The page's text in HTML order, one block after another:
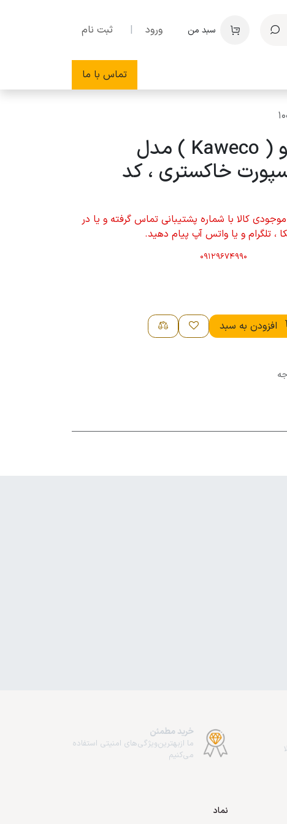
سبد من ورود | ثبت نام
تماس با ما
خودکار کاوکو ( Kaweco ) مدل
خاکستری ، کد
کالا با شماره پشتیبانی تماس گرفته و یا در
، تلگرام و یا واتس آپ پیام دهید.
09129674990
افزودن به سبد
خرید مطمئن
ما از‌بهترین‌ویژگی‌های امنیتی استفاده
می‌کنیم
نماد